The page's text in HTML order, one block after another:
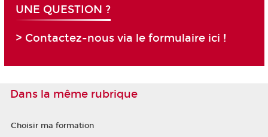
UNE QUESTION ?
> Contactez-nous via le formulaire ici !
Dans la même rubrique
Choisir ma formation